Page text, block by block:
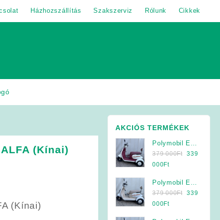
Házhozszállítás Szakszerviz Rólunk Cikkek
(Kínai)
(Kínai)
AKCIÓS TERMÉKEK
Polymobil E-
MOB 40/A
Elektromos
Jármű (Krém-
Bordó)
379 000Ft Original
379
000Ft.
339
000FtCurrent
is:
339
000Ft.
Polymobil E-
MOB 40/A
Elektromos
379 000Ft Original
339
000FtCurrent